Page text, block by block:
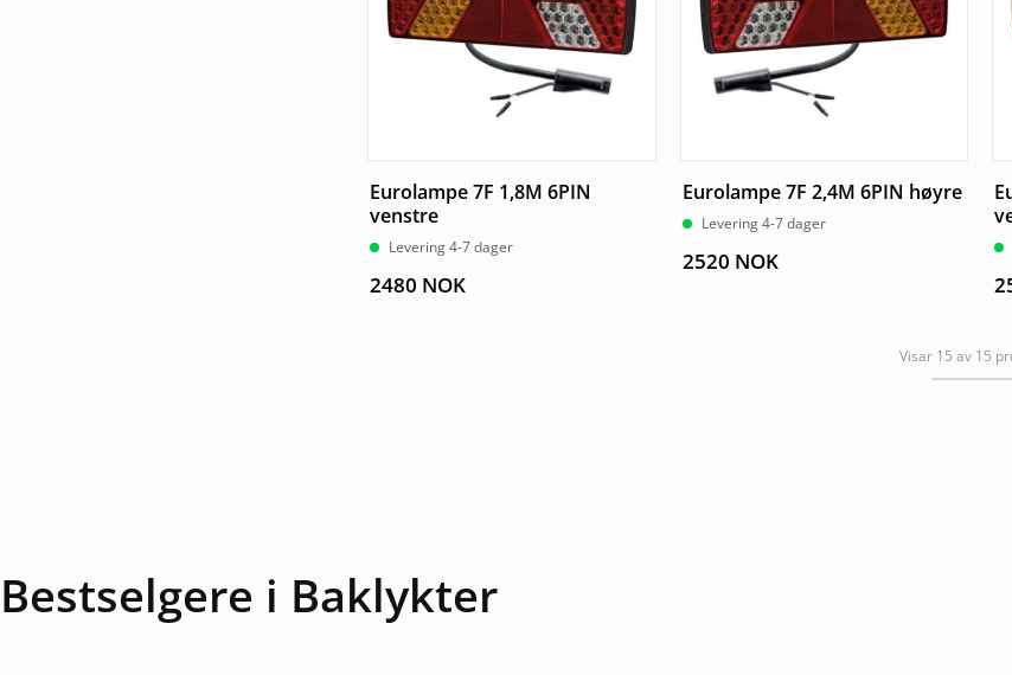
Eurolampe 7F 1,8M 6PIN
venstre
Levering 4-7 dager
2480 NOK
Eurolampe 7F 2,4M 6PIN høyre
Levering 4-7 dager
2520 NOK
Visar 15 av 15
Bestselgere i Baklykter